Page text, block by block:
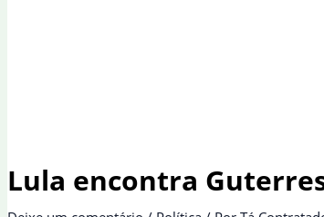
Lula encontra